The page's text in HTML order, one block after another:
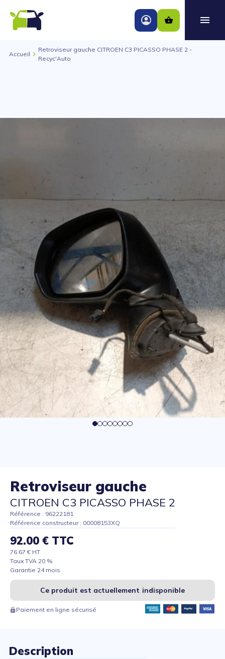
Accueil
Retroviseur gauche CITROEN C3 PICASSO PHASE 2 -
Recyc'Auto
Retroviseur gauche
CITROEN C3 PICASSO PHASE 2
Référence : 96222181
Référence constructeur : 00008153XQ
92.00 € TTC
76.67 € HT
Taux TVA 20 %
Garantie 24 mois
Ce produit est actuellement indisponible
Paiement en ligne sécurisé
Description